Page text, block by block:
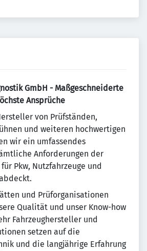
GmbH - Maßgeschneiderte
Ansprüche
von Prüfständen,
und weiteren hochwertigen
wir ein umfassendes
Anforderungen der
Pkw, Nutzfahrzeuge und
und Prüforganisationen
Qualität und unser Know-how
Fahrzeughersteller und
setzen auf die
und die langjährige Erfahrung